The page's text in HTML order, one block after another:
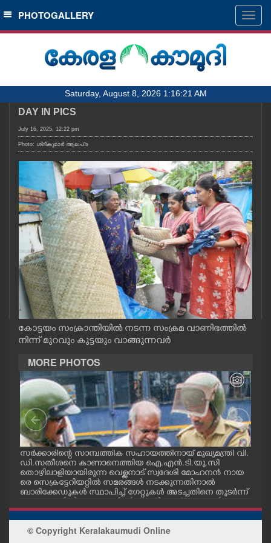
SECTIONS
HOME
NOTIFIED NEWS
KERALA
LOCAL
OBITUARY
NEWS 360
CASE DIARY
CINEMA
PHOTOS
LIFESTYLE
SPIRITUAL
INFO+
ART
PHOTOGALLERY
Saturday, August 8, 2026 1:16:21 AM
DAY IN PICS
July 16, 2025, 12:22 pm
Photo: ശ്രീകുമാർ ആലപ്ര
കോട്ടയം സംക്രാന്തിയിൽ നടന്ന സംക്രമ വാണിഭത്തിൽ
നിന്ന് മുറവും കുട്ടയും വാങ്ങുന്നവർ
MORE PHOTOS
സർക്കാരിന്റെ സാമ്പത്തിക സഹായത്തിനായ് മുഖ്യമന്ത്രി വി.
ഡി.സതീശനെ കാണാനെത്തിയ ഐ.എൻ.ടി.യു.സി
തൊഴിലാളിയായിരുന്ന വെള്ളനാട് സ്വദേശി മോഹനൻ നായ
രെ സെക്രട്ടേറിയറ്റിൽ സമരങ്ങൾ നടക്കുന്നതിനാൽ
ബാരിക്കേഡുകൾ സ്ഥാപിച്ച് ഗേറ്റുകൾ അടച്ചതിനെ തുടർന്ന്
പൊലീസ് ഉദ്യോഗസ്ഥർ. വാർദ്ധക്യ സഹജമായ അസുഖ
ത്തെ തുടർന്ന് കാഴ്ച്ചശക്തി കുറഞ്ഞതിനാലാണ് ഇദ്ദേഹ
ത്തിന് പൊലീസ് സഹായം വേണ്ടിവന്നത്
© Copyright Keralakaumudi Online